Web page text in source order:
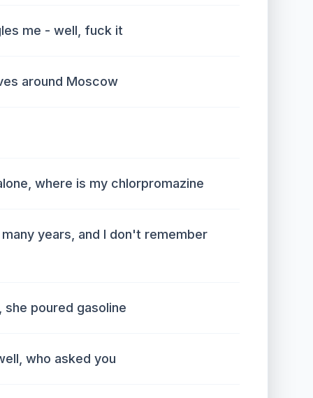
me - well, fuck it
around Moscow
where is my chlorpromazine
years, and I don't remember
poured gasoline
who asked you